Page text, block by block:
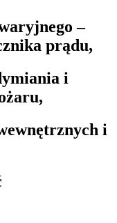
–
prądu,
i
i